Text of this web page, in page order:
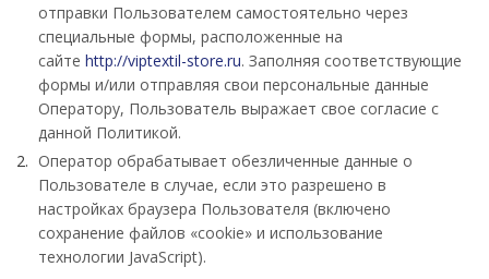
отправки Пользователем самостоятельно через
специальные формы, расположенные на
сайте http://viptextil-store.ru. Заполняя соответствующие
формы и/или отправляя свои персональные данные
Оператору, Пользователь выражает свое согласие с
данной Политикой.
Оператор обрабатывает обезличенные данные о
Пользователе в случае, если это разрешено в
настройках браузера Пользователя (включено
сохранение файлов «cookie» и использование
технологии JavaScript).